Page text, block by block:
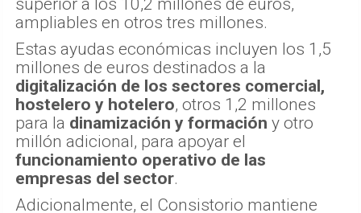
ampliables en otros tres millones.
Estas ayudas económicas incluyen los 1,5
millones de euros destinados a la
digitalización de los sectores comercial,
hostelero y hotelero, otros 1,2 millones
para la dinamización y formación y otro
millón adicional, para apoyar el
funcionamiento operativo de las
empresas del sector.
Adicionalmente, el Consistorio mantiene